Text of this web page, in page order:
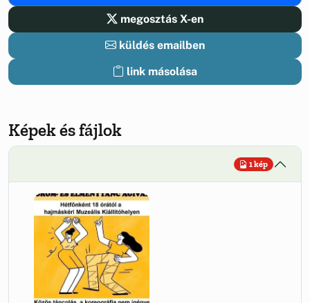
megosztás X-en
küldés emailben
link másolása
Képek és fájlok
1 kép